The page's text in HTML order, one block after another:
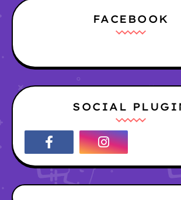
FACEBOOK
SOCIAL